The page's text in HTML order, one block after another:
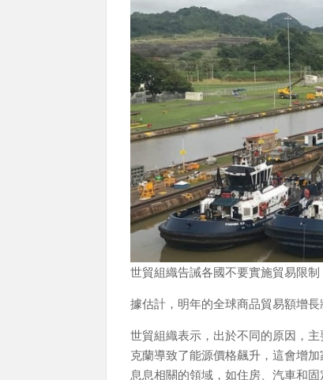
世貿組織告誡各國不要實施貿易限
據估計，明年的全球商品貿易額增長
世貿組織表示，出於不同的原因，
克蘭導致了能源價格飆升，這會增
息息相關的領域，如住房、汽車和